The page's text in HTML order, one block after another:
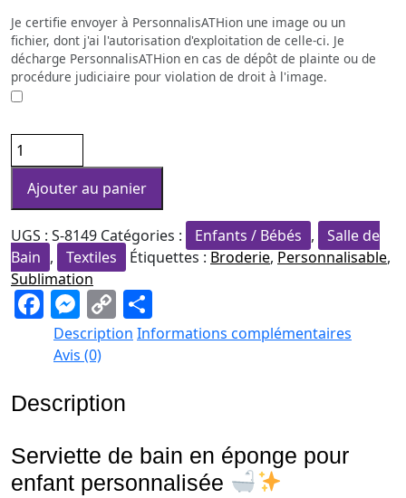
Je certifie envoyer à PersonnalisATHion une image ou un
fichier, dont j'ai l'autorisation d'exploitation de celle-ci. Je
décharge PersonnalisATHion en cas de dépôt de plainte ou de
procédure judiciaire pour violation de droit à l'image.
quantité
de
Serviette
de
bain
en
éponge
pour
enfant
Ajouter au panier
UGS : S-8149 Catégories : Enfants / Bébés ,
Salle de
Bain , Textiles Étiquettes : Broderie, Personnalisable,
Sublimation
F
a
c
e
b
o
o
M
e
ss
e
n
g
er
C
o
y
Li
n
k
ar
Description Informations complémentaires
Avis (0)
Description
Serviette de bain en éponge pour
enfant personnalisée